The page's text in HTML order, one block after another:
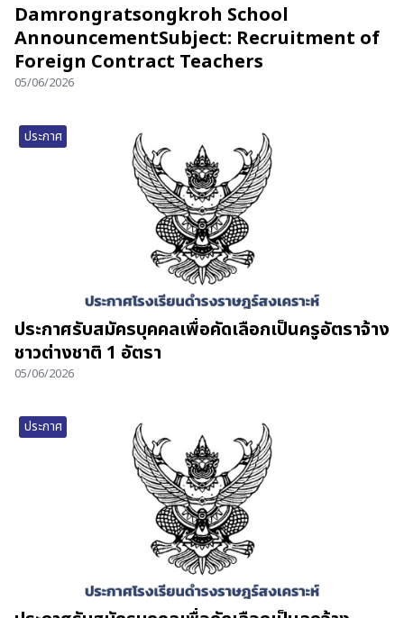
Damrongratsongkroh School
AnnouncementSubject: Recruitment of
Foreign Contract Teachers
05/06/2026
ประกาศ
ประกาศรับสมัครบุคคลเพื่อคัดเลือกเป็นครูอัตราจ้าง
ชาวต่างชาติ 1 อัตรา
05/06/2026
ประกาศ